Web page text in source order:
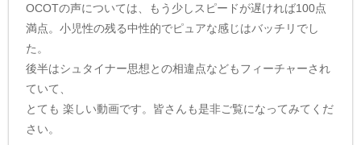
OCOTの声については、もう少しスピードが遅ければ100点
満点。小児性の残る中性的でピュアな感じはバッチリでし
た。
後半はシュタイナー思想との相違点などもフィーチャーされ
ていて、
とても 楽しい動画です。皆さんも是非ご覧になってみてくだ
さい。